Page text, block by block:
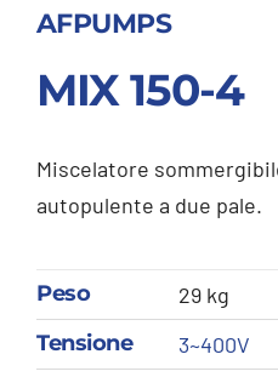
AFPUMPS
MIX 150-4
Miscelatore
autopulente a due pale.
Peso
29 kg
Tensione
3~400V